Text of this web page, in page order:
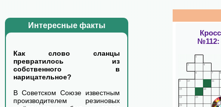
Интересные факты
Как слово сланцы
превратилось из
собственного в
нарицательное?
В Советском Союзе известным
производителем резиновых